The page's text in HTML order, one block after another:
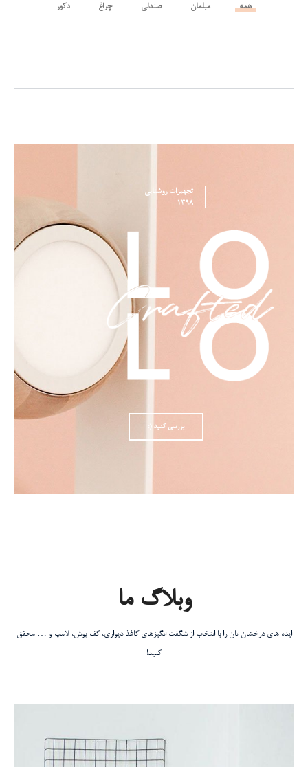
همه مبلمان صندلی چراغ دکور
تجهیزات روشنایی
1398
بررسی کنید (:
وبلاگ ما
ایده های درخشان تان را با انتخاب از شگفت انگیزهای کاغذ دیواری، کف پوش، لامپ و … محقق
کنید!